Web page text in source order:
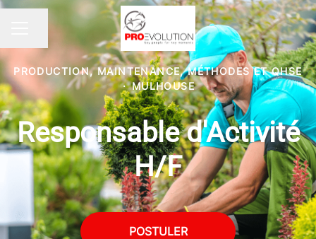
Partager la page
PRODUCTION, MAINTENANCE, MÉTHODES ET QHSE
· MULHOUSE
Responsable d'Activité
H/F
POSTULER